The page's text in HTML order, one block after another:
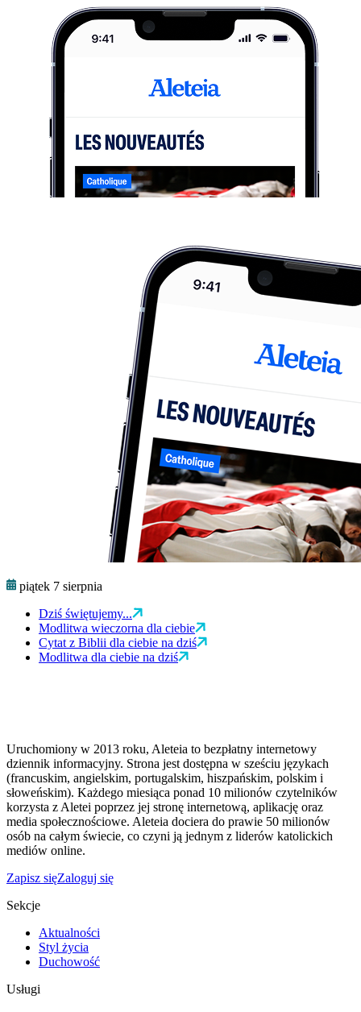
piątek 7 sierpnia
Dziś świętujemy...
Modlitwa wieczorna dla ciebie
Cytat z Biblii dla ciebie na dziś
Modlitwa dla ciebie na dziś
Uruchomiony w 2013 roku, Aleteia to bezpłatny internetowy
dziennik informacyjny. Strona jest dostępna w sześciu językach
(francuskim, angielskim, portugalskim, hiszpańskim, polskim i
słoweńskim). Każdego miesiąca ponad 10 milionów czytelników
korzysta z Aletei poprzez jej stronę internetową, aplikację oraz
media społecznościowe. Aleteia dociera do prawie 50 milionów
osób na całym świecie, co czyni ją jednym z liderów katolickich
mediów online.
Zapisz sięZaloguj się
Sekcje
Aktualności
Styl życia
Duchowość
Usługi